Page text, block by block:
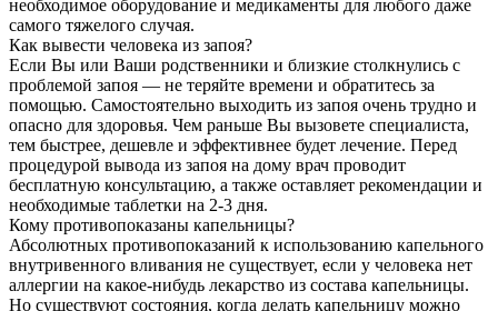
необходимое оборудование и медикаменты для любого даже
самого тяжелого случая.
Как вывести человека из запоя?
Если Вы или Ваши родственники и близкие столкнулись с
проблемой запоя — не теряйте времени и обратитесь за
помощью. Самостоятельно выходить из запоя очень трудно и
опасно для здоровья. Чем раньше Вы вызовете специалиста,
тем быстрее, дешевле и эффективнее будет лечение. Перед
процедурой вывода из запоя на дому врач проводит
бесплатную консультацию, а также оставляет рекомендации и
необходимые таблетки на 2-3 дня.
Кому противопоказаны капельницы?
Абсолютных противопоказаний к использованию капельного
внутривенного вливания не существует, если у человека нет
аллергии на какое-нибудь лекарство из состава капельницы.
Но существуют состояния, когда делать капельницу можно